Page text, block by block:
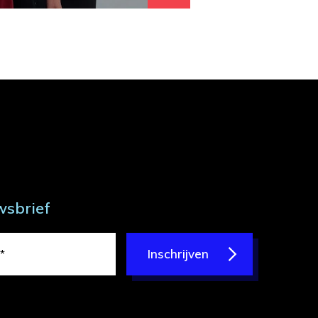
Inschrijven